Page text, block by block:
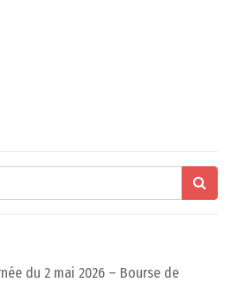
du 2 mai 2026 – Bourse de